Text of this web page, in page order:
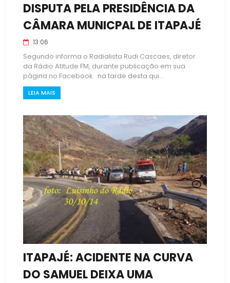
DISPUTA PELA PRESIDÊNCIA DA
CÂMARA MUNICPAL DE ITAPAJÉ
13:06
Segundo informa o Radialista Rudi Cascaes, diretor
da Rádio Atitude FM, durante publicação em sua
página no Facebook na tarde desta qui...
LEIA MAIS
ITAPAJÉ: ACIDENTE NA CURVA
DO SAMUEL DEIXA UMA